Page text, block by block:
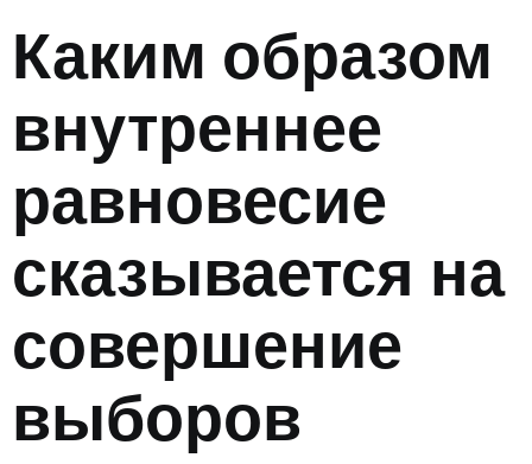
Каким образом
внутреннее
равновесие
сказывается на
совершение
выборов